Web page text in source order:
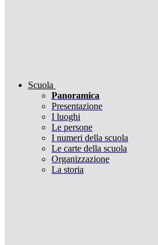
Scuola
Panoramica
Presentazione
I luoghi
Le persone
I numeri della scuola
Le carte della scuola
Organizzazione
La storia